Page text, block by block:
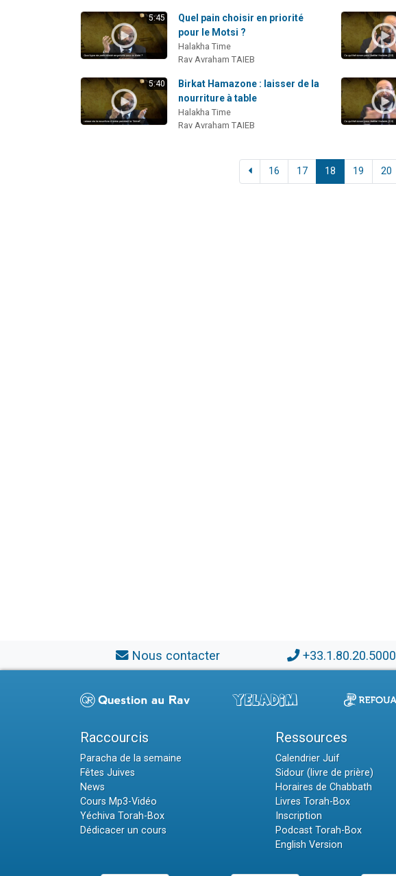
5:45
Quel pain choisir en priorité
pour le Motsi ?
Halakha Time
Rav Avraham TAIEB
5:40
Birkat Hamazone : laisser de la
nourriture à table
Halakha Time
Rav Avraham TAIEB
16 17 18 19 20
Nous contacter +33.1.80.20.5000
Raccourcis
Paracha de la semaine
Fêtes Juives
News
Cours Mp3-Vidéo
Yéchiva Torah-Box
Dédicacer un cours
Ressources
Calendrier Juif
Sidour (livre de prière)
Horaires de Chabbath
Livres Torah-Box
Inscription
Podcast Torah-Box
English Version